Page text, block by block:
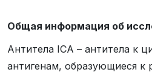
Общая информация об
Антитела ICA – антитела к
антигенам, образующиеся к